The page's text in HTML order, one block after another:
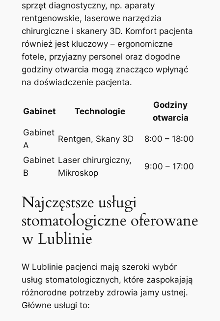
sprzęt diagnostyczny, np. aparaty
rentgenowskie, laserowe narzędzia
chirurgiczne i skanery 3D. Komfort pacjenta
również jest kluczowy – ergonomiczne
fotele, przyjazny personel oraz dogodne
godziny otwarcia mogą znacząco wpłynąć
na doświadczenie pacjenta.
Gabinet Technologie
Godziny
otwarcia
Gabinet
A
Rentgen, Skany 3D 8:00 – 18:00
Gabinet
B
Laser chirurgiczny,
Mikroskop
9:00 – 17:00
Najczęstsze usługi
stomatologiczne oferowane
w Lublinie
W Lublinie pacjenci mają szeroki wybór
usług stomatologicznych, które zaspokajają
różnorodne potrzeby zdrowia jamy ustnej.
Główne usługi to: